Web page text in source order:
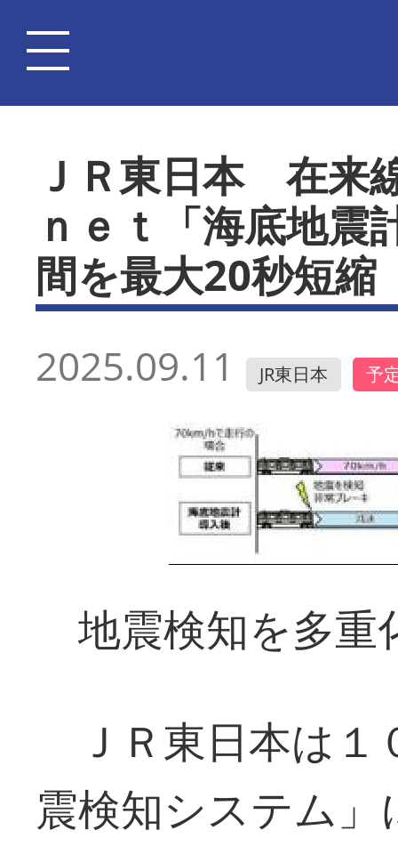
ＪＲ東日本 在来
ｎｅｔ「海底地
間を最大20秒短縮
2025.09.11 JR東日本 予
地震検知を多重
ＪＲ東日本は１
震検知システム